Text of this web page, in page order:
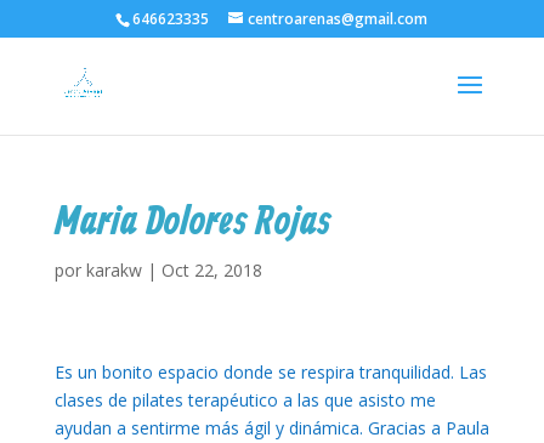
646623335 centroarenas@gmail.com
Maria Dolores Rojas
por karakw| Oct 22, 2018
Es un bonito espacio donde se respira tranquilidad. Las
clases de pilates terapéutico a las que asisto me
ayudan a sentirme más ágil y dinámica. Gracias a Paula